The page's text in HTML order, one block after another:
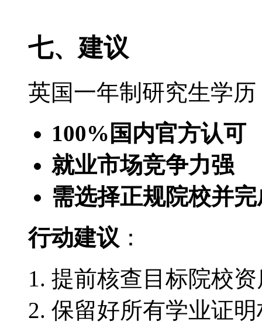
七、建议
英国一年制研究生学历
100%国内官方认可
就业市场竞争力强
需选择正规院校并
行动建议 ：
提前核查目标院校资
保留好所有学业证